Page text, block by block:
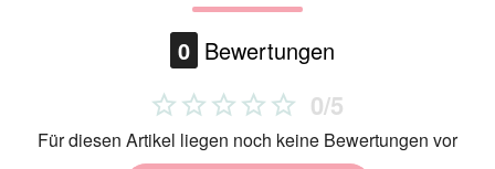
0 Bewertungen
0/5
Für diesen Artikel liegen noch keine Bewertungen vor